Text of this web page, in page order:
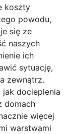
koszty
powodu,
się ze
naszych
ich
sytuację,
zewnątrz.
docieplenia
domach
więcej
warstwami